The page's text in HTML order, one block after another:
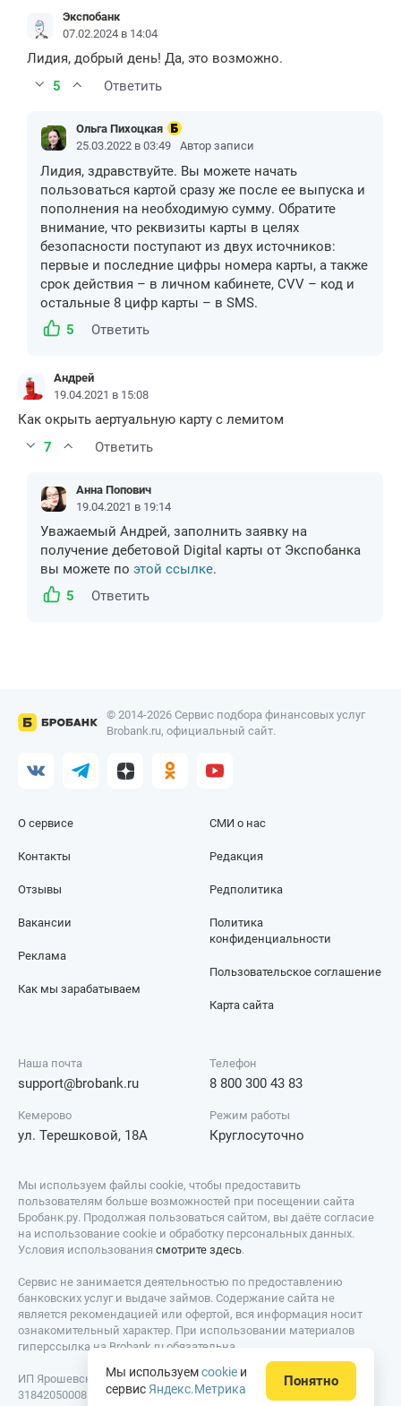
Экспобанк
07.02.2024 в 14:04
Лидия, добрый день! Да, это возможно.
5
Ответить
Ольга Пихоцкая
25.03.2022 в 03:49
Автор записи
Лидия, здравствуйте. Вы можете начать
пользоваться картой сразу же после ее выпуска и
пополнения на необходимую сумму. Обратите
внимание, что реквизиты карты в целях
безопасности поступают из двух источников:
первые и последние цифры номера карты, а также
срок действия – в личном кабинете, CVV – код и
остальные 8 цифр карты – в SMS.
5
Ответить
Андрей
19.04.2021 в 15:08
Как окрыть аертуальную карту с лемитом
7
Ответить
Анна Попович
19.04.2021 в 19:14
Уважаемый Андрей, заполнить заявку на
получение дебетовой Digital карты от Экспобанка
вы можете по этой ссылке.
5
Ответить
© 2014-2026 Сервис подбора финансовых услуг
Brobank.ru, официальный сайт.
О сервисе
Контакты
Отзывы
СМИ о нас
Редакция
Редполитика
Вакансии
Реклама
Как мы зарабатываем
Политика
конфиденциальности
Пользовательское соглашение
Карта сайта
Наша почта
support@brobank.ru
Телефон
8 800 300 43 83
Кемерово
ул. Терешковой, 18А
Режим работы
Круглосуточно
Мы используем файлы cookie, чтобы предоставить
пользователям больше возможностей при посещении сайта
Бробанк.ру. Продолжая пользоваться сайтом, вы даёте согласие
на использование cookie и обработку персональных данных.
Условия использования смотрите здесь.
Сервис не занимается деятельностью по предоставлению
банковских услуг и выдаче займов. Содержание сайта не
является рекомендацией или офертой, вся информация носит
ознакомительный характер. При использовании материалов
гиперссылка на Brobank.ru обязательна.
ИП Ярошевский Д.И. ИНН: 423082922740. ОГРНИП:
318420500081301. Свидетельство на товарный знак № 779639 от
Мы используемcookie и
сервис Яндекс.Метрика Понятно